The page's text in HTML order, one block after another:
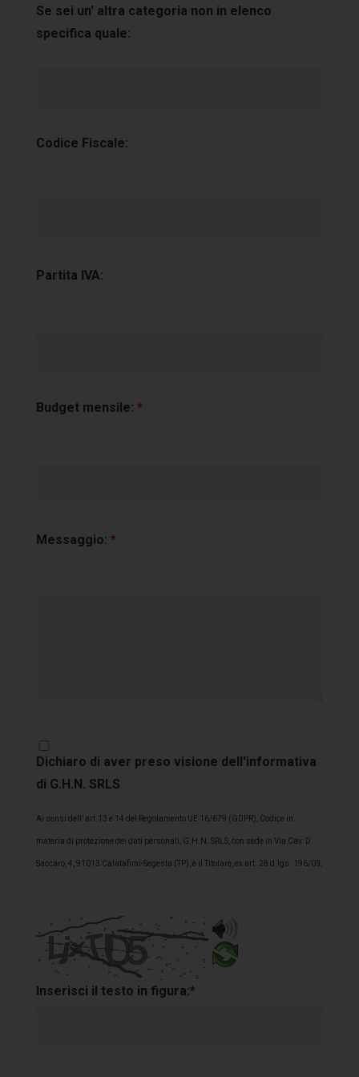
Se sei un' altra categoria non in elenco
specifica quale:
Codice Fiscale:
Partita IVA:
Budget mensile: *
Messaggio: *
Dichiaro di aver preso visione dell'informativa
di G.H.N. SRLS
Ai sensi dell’ art.13 e 14 del Regolamento UE 16/679 (GDPR), Codice in
materia di protezione dei dati personali, G.H.N. SRLS, con sede in Via Cav. D.
Saccaro, 4, 91013 Calatafimi-Segesta (TP), è il Titolare, ex art. 28 d.lgs. 196/03,
(Cliente/interessato), formano oggetto di trattamento nel rispetto della
normativa sopra richiamata 1. FINALITÀ DEL TRATTAMENTO – G.H.N. SRLS
informa che ai sensi dell’art. 13 del D.Lgs. n. 196/03 (“Codice della Privacy”) i
dati personali forniti dal CLIENTE in relazione al prodotto/servizio erogato
Inserisci il testo in figura:*